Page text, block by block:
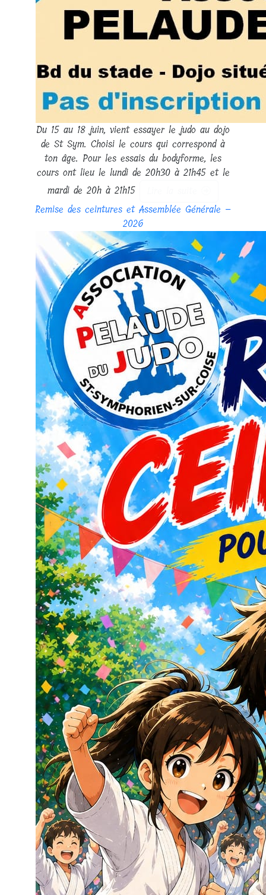
Du 15 au 18 juin, vient essayer le judo au dojo
de St Sym. Choisi le cours qui correspond à
ton âge. Pour les essais du bodyforme, les
cours ont lieu le lundi de 20h30 à 21h45 et le
mardi de 20h à 21h15
Remise des ceintures et Assemblée Générale –
2026